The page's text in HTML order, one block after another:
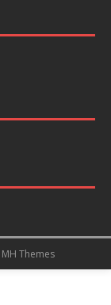
MH Themes